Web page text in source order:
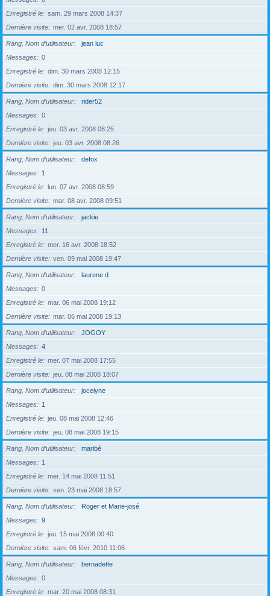
Enregistré le
sam. 29 mars 2008 14:37
Dernière visite
mer. 02 avr. 2008 18:57
Rang, Nom d’utilisateur
jean luc
Messages
0
Enregistré le
dim. 30 mars 2008 12:15
Dernière visite
dim. 30 mars 2008 12:17
Rang, Nom d’utilisateur
rider52
Messages
0
Enregistré le
jeu. 03 avr. 2008 08:25
Dernière visite
jeu. 03 avr. 2008 08:26
Rang, Nom d’utilisateur
defox
Messages
1
Enregistré le
lun. 07 avr. 2008 08:59
Dernière visite
mar. 08 avr. 2008 09:51
Rang, Nom d’utilisateur
jackie
Messages
11
Enregistré le
mer. 16 avr. 2008 18:52
Dernière visite
ven. 09 mai 2008 19:47
Rang, Nom d’utilisateur
laurene d
Messages
0
Enregistré le
mar. 06 mai 2008 19:12
Dernière visite
mar. 06 mai 2008 19:13
Rang, Nom d’utilisateur
JOGOY
Messages
4
Enregistré le
mer. 07 mai 2008 17:55
Dernière visite
jeu. 08 mai 2008 18:07
Rang, Nom d’utilisateur
jocelyne
Messages
1
Enregistré le
jeu. 08 mai 2008 12:46
Dernière visite
jeu. 08 mai 2008 19:15
Rang, Nom d’utilisateur
maribé
Messages
1
Enregistré le
mer. 14 mai 2008 11:51
Dernière visite
ven. 23 mai 2008 18:57
Rang, Nom d’utilisateur
Roger et Marie-josé
Messages
9
Enregistré le
jeu. 15 mai 2008 00:40
Dernière visite
sam. 06 févr. 2010 11:06
Rang, Nom d’utilisateur
bernadette
Messages
0
Enregistré le
mar. 20 mai 2008 08:31